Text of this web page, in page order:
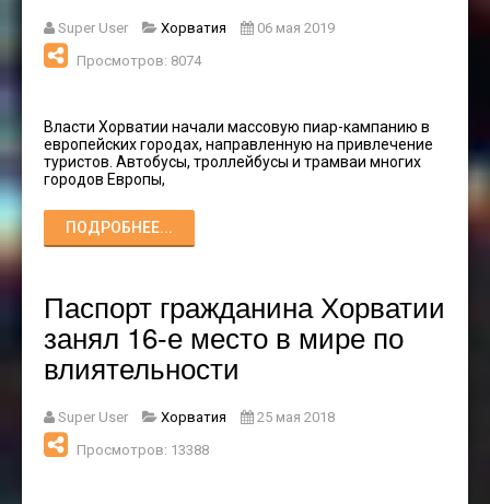
Super User Хорватия
06 мая 2019
Просмотров: 8074
Власти Хорватии начали массовую пиар-кампанию в
европейских городах, направленную на привлечение
туристов. Автобусы, троллейбусы и трамваи многих
городов Европы,
ПОДРОБНЕЕ...
Паспорт гражданина Хорватии
занял 16-е место в мире по
влиятельности
Super User Хорватия
25 мая 2018
Просмотров: 13388